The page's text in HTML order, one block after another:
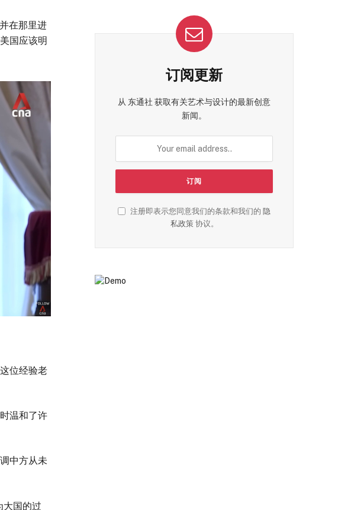
在那里进
国应该明
位经验老
温和了许
中方从未
大国的过
订阅更新
从 东通社 获取有关艺术与设计的最新创意
新闻。
注册即表示您同意我们的条款和我们的 隐
私政策协议。